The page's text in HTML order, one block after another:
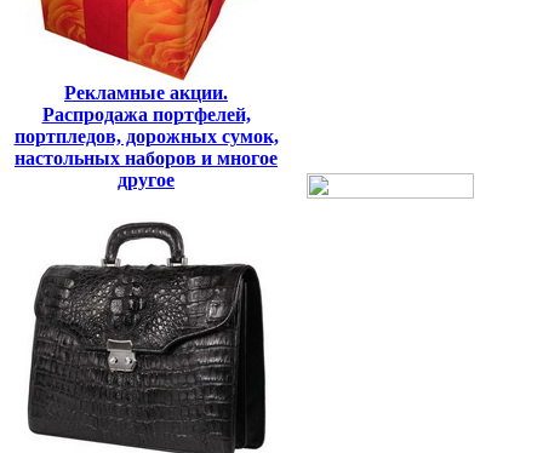
Рекламные акции.
Распродажа портфелей,
портпледов, дорожных сумок,
настольных наборов и многое
другое